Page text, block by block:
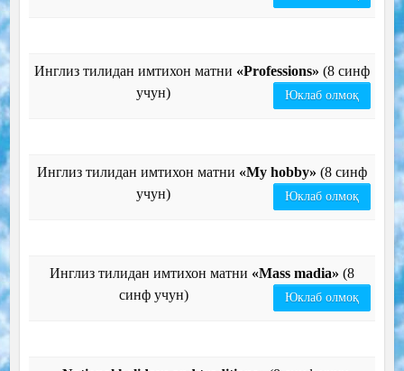
Инглиз тилидан имтихон матни «Professions» (8 синф
учун)
Юклаб олмоқ
Инглиз тилидан имтихон матни «My hobby» (8 синф
учун)
Юклаб олмоқ
Инглиз тилидан имтихон матни «Mass madia» (8
синф учун)
Юклаб олмоқ